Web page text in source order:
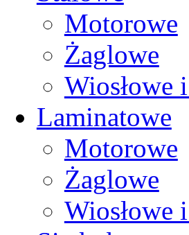
Motorowe
Żaglowe
Wiosłowe
Laminatowe
Motorowe
Żaglowe
Wiosłowe